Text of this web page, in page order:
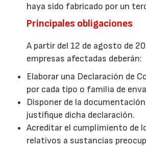
haya sido fabricado por un
Principales obligaciones
A partir del 12 de agosto de
empresas afectadas deberán:
Elaborar una Declaración de
por cada tipo o familia de
Disponer de la
justifique dicha declaración.
Acreditar el cumplimiento de
relativos a sustancias